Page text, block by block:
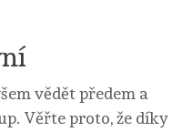
vědět předem a
Věřte proto, že díky